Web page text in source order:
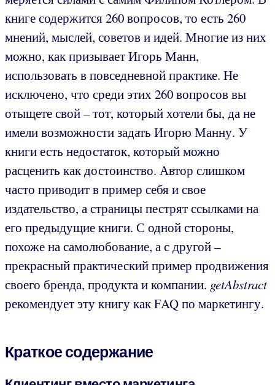
книге содержится 260 вопросов, то есть 260
мнений, мыслей, советов и идей. Многие из них
можно, как призывает Игорь Манн,
использовать в повседневной практике. Не
исключено, что среди этих 260 вопросов вы
отыщете свой – тот, который хотели бы, да не
имели возможности задать Игорю Манну. У
книги есть недостаток, который можно
расценить как достоинство. Автор слишком
часто приводит в пример себя и свое
издательство, а страницы пестрят ссылками на
его предыдущие книги. С одной стороны,
похоже на самолюбование, а с другой –
прекрасный практический пример продвижения
своего бренда, продукта и компании. getAbstract
рекомендует эту книгу как FAQ по маркетингу.
Краткое содержание